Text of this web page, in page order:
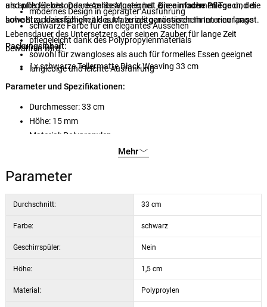
und pflegeleicht. Das dezente Muster hat einen modernen Touch, der
sowohl zu klassischem als auch zu zeitgenössischem Interieur passt.
als auch für besondere Anlässe geeignet.Die einfache Pflegeund die
hohe Strapazierfähigkeit des Materials garantieren Ihnen eine lange
Lebensdauer des Untersetzers, der seinen Zauber für lange Zeit
bewahren wird.
modernes Design in geprägter Ausführung
schwarze Farbe für ein elegantes Aussehen
pflegeleicht dank des Polypropylenmaterials
sowohl für zwangloses als auch für formelles Essen geeignet
langlebige und leichte Ausführung
Packungsinhalt:
1x schwarze Tellermatte Black Weaving 33 cm
Parameter und Spezifikationen:
Durchmesser: 33 cm
Höhe: 15 mm
Material: Polypropylen
Mehr
Parameter
Durchschnitt: 33 cm
Farbe: schwarz
Geschirrspüler: Nein
Höhe: 1,5 cm
Material: Polyproylen